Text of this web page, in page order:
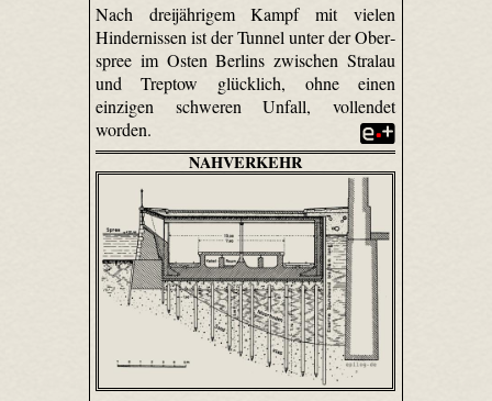
Nach dreijährigem Kampf mit vielen
Hindernissen ist der Tunnel unter der Ober­
spree im Osten Berlins zwischen Stralau
und Treptow glücklich, ohne einen
einzigen schweren Unfall, vollendet
worden.
NAHVERKEHR